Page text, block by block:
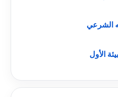
الشرعي
الأول